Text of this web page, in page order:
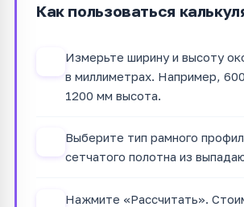
Как пользоваться
Измерьте ширину и высоту
в миллиметрах. Например,
1200 мм высота.
Выберите тип рамного
сетчатого полотна из
Нажмите «Рассчитать».